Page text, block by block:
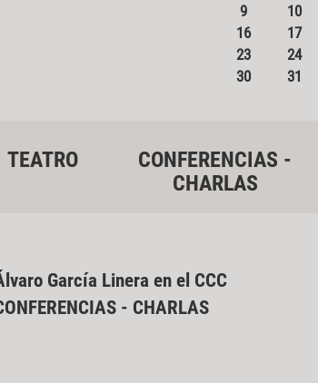
9
10
16
17
23
24
30
31
TEATRO
CONFERENCIAS -
CHARLAS
García Linera en el CCC
- CHARLAS